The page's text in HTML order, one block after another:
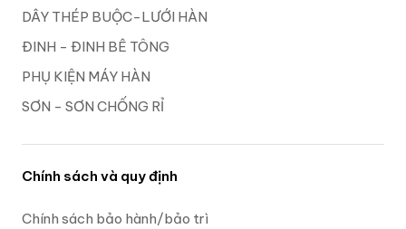
DÂY THÉP BUỘC-LƯỚI HÀN
ĐINH - ĐINH BÊ TÔNG
PHỤ KIỆN MÁY HÀN
SƠN - SƠN CHỐNG RỈ
Chính sách và quy định
Chính sách bảo hành/bảo trì